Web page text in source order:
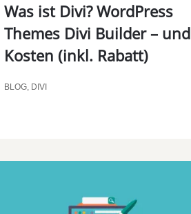
Was ist Divi? WordPress
Themes Divi Builder – und
Kosten (inkl. Rabatt)
BLOG, DIVI